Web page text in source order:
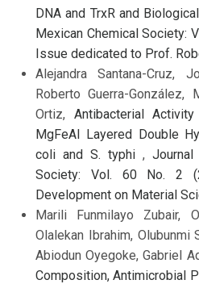
DNA and TrxR and
Mexican Chemical Society:
Issue dedicated to Prof.
Alejandra Santana-Cruz,
Roberto Guerra-
Ortiz, Antibacterial
MgFeAl Layered Double
coli and S. typhi ,
Society: Vol. 60 No. 2
Development on Material
Marili Funmilayo Zubair,
Olalekan Ibrahim, Olubunmi
Abiodun Oyegoke, Gabriel
Composition, Antimicrobial